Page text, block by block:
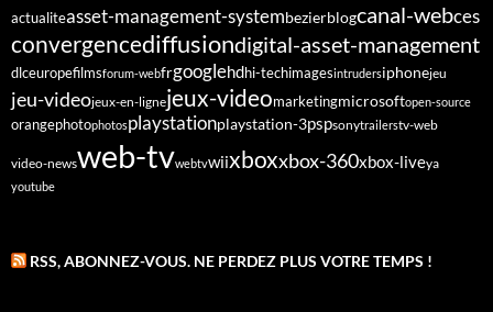
actualiteasset-management-systembezierblogcanal-webces
convergencediffusiondigital-asset-management
dlceuropefilmsforum-webfrgooglehdhi-techimagesintrudersiphonejeu
jeu-videojeux-en-lignejeux-videomarketingmicrosoftopen-source
orangephotophotosplaystationplaystation-3pspsonytrailerstv-web
video-newsweb-tvwebtvwiixboxxbox-360xbox-liveya
youtube
RSS, ABONNEZ-VOUS. NE PERDEZ PLUS VOTRE TEMPS !